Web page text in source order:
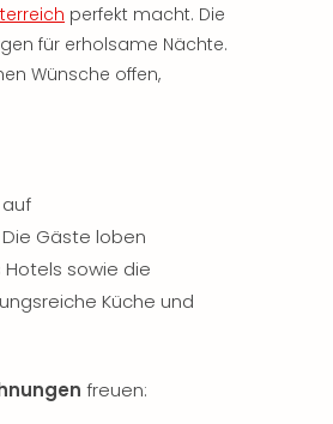
perfekt macht. Die
für erholsame Nächte.
Wünsche offen,
auf
Gäste loben
Hotels sowie die
Küche und
freuen: